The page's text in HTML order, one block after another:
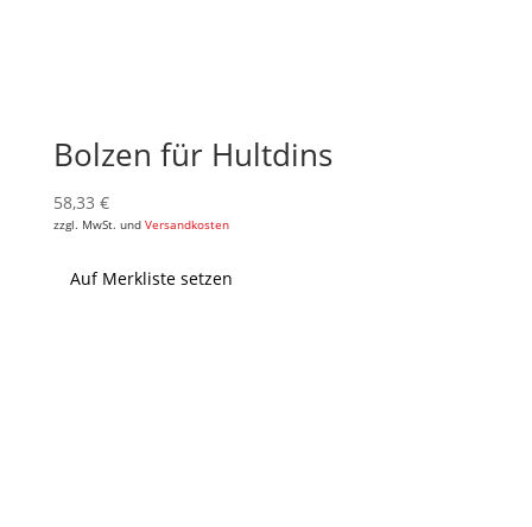
Bolzen für Hultdins
58,33 €
zzgl. MwSt. und Versandkosten
Auf Merkliste setzen